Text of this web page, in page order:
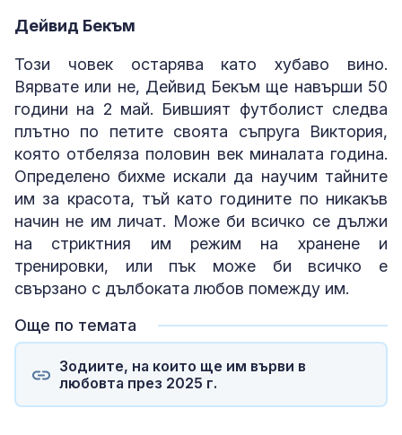
Дейвид Бекъм
Този човек остарява като хубаво вино.
Вярвате или не, Дейвид Бекъм ще навърши 50
години на 2 май. Бившият футболист следва
плътно по петите своята съпруга Виктория,
която отбеляза половин век миналата година.
Определено бихме искали да научим тайните
им за красота, тъй като годините по никакъв
начин не им личат. Може би всичко се дължи
на стриктния им режим на хранене и
тренировки, или пък може би всичко е
свързано с дълбоката любов помежду им.
Още по темата
Зодиите, на които ще им върви в
любовта през 2025 г.